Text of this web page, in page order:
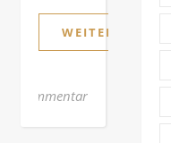
WEITERLESEN
1 Kommentar